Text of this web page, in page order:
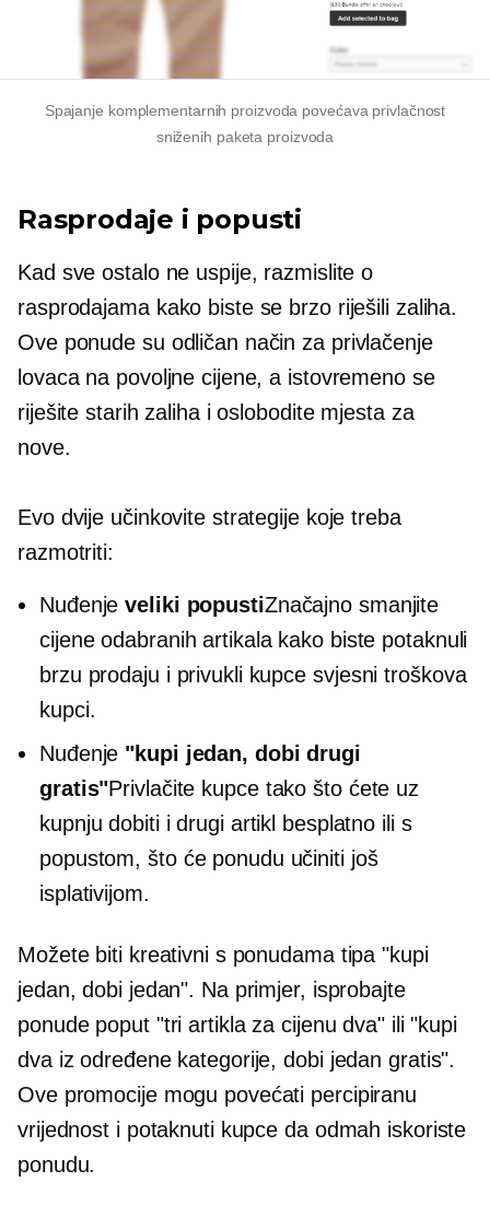
Spajanje komplementarnih proizvoda povećava privlačnost
sniženih paketa proizvoda
Rasprodaje i popusti
Kad sve ostalo ne uspije, razmislite o
rasprodajama kako biste se brzo riješili zaliha.
Ove ponude su odličan način za privlačenje
lovaca na povoljne cijene, a istovremeno se
riješite starih zaliha i oslobodite mjesta za
nove.
Evo dvije učinkovite strategije koje treba
razmotriti:
Nuđenjeveliki popustiZnačajno smanjite
cijene odabranih artikala kako biste potaknuli
brzu prodaju i privukli kupce svjesni troškova
kupci.
Nuđenje "kupi jedan, dobi drugi
gratis"Privlačite kupce tako što ćete uz
kupnju dobiti i drugi artikl besplatno ili s
popustom, što će ponudu učiniti još
isplativijom.
Možete biti kreativni s ponudama tipa "kupi
jedan, dobi jedan". Na primjer, isprobajte
ponude poput "tri artikla za cijenu dva" ili "kupi
dva iz određene kategorije, dobi jedan gratis".
Ove promocije mogu povećati percipiranu
vrijednost i potaknuti kupce da odmah iskoriste
ponudu.